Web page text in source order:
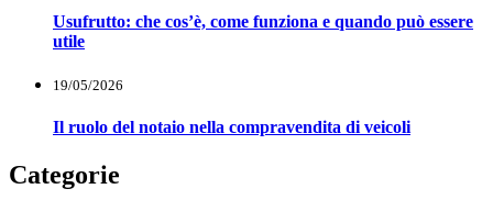
Usufrutto: che cos’è, come funziona e quando può essere
utile
19/05/2026
Il ruolo del notaio nella compravendita di veicoli
Categorie